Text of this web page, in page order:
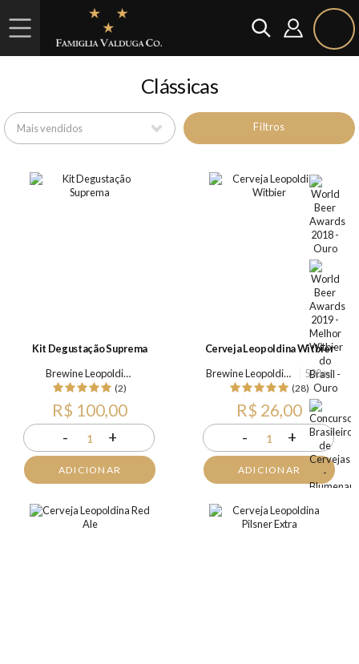
Clássicas
Filtros
Kit Degustação Suprema
Brewine Leopoldina
(2)
R$ 100,00
- 1 +
ADICIONAR
Cerveja Leopoldina Witbier
Brewine Leopoldina
500ml
(28)
R$ 26,00
- 1 +
ADICIONAR